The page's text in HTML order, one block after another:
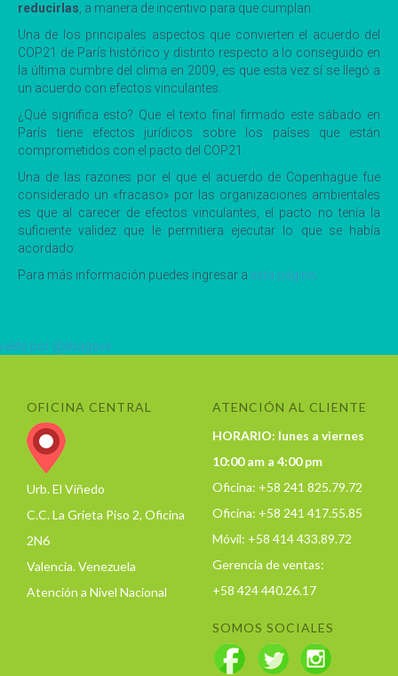
reducirlas, a manera de incentivo para que cumplan.
Una de los principales aspectos que convierten el acuerdo del
COP21 de París histórico y distinto respecto a lo conseguido en
la última cumbre del clima en 2009, es que esta vez sí se llegó a
un acuerdo con efectos vinculantes.
¿Qué significa esto? Que el texto final firmado este sábado en
París tiene efectos jurídicos sobre los países que están
comprometidos con el pacto del COP21.
Una de las razones por el que el acuerdo de Copenhague fue
considerado un «fracaso» por las organizaciones ambientales
es que al carecer de efectos vinculantes, el pacto no tenía la
suficiente validez que le permitiera ejecutar lo que se había
acordado.
Para más información puedes ingresar a esta página.
por @ebagsve
OFICINA CENTRAL
Urb. El Viñedo
C.C. La Grieta Piso 2, Oficina
2N6
Valencia. Venezuela
Atención a Nivel Nacional
ATENCIÓN AL CLIENTE
HORARIO: lunes a viernes
10:00 am a 4:00 pm
Oficina: +58 241 825.79.72
Oficina: +58 241 417.55.85
Móvil: +58 414 433.89.72
Gerencia de ventas:
+58 424 440.26.17
SOMOS SOCIALES